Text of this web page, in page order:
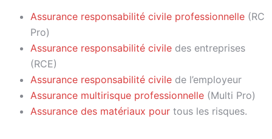
Assurance responsabilité civile professionnelle (RC
Pro)
Assurance responsabilité civile des entreprises
(RCE)
Assurance responsabilité civile de l’employeur
Assurance multirisque professionnelle (Multi Pro)
Assurance des matériaux pour tous les risques.